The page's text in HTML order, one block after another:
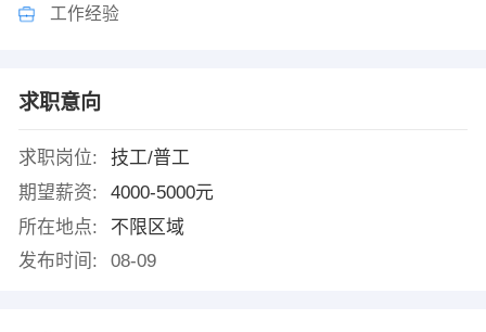
工作经验
求职意向
求职岗位:
技工/普工
期望薪资:
4000-5000元
所在地点:
不限区域
发布时间:
08-09